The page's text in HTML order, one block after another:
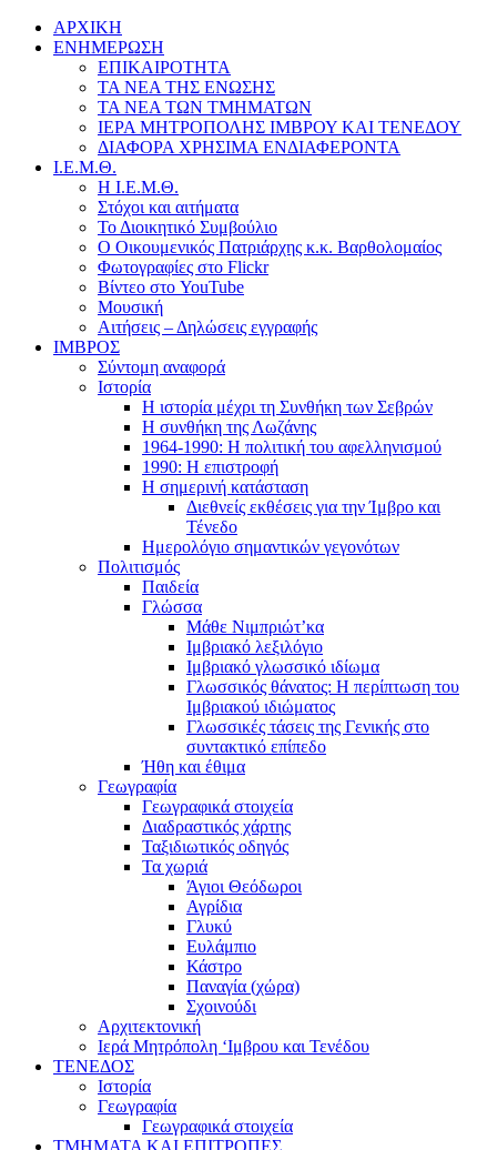
ΑΡΧΙΚΗ
ΕΝΗΜΕΡΩΣΗ
ΕΠΙΚΑΙΡΟΤΗΤΑ
ΤΑ ΝΕΑ ΤΗΣ ΕΝΩΣΗΣ
ΤΑ ΝΕΑ ΤΩΝ ΤΜΗΜΑΤΩΝ
ΙΕΡΑ ΜΗΤΡΟΠΟΛΗΣ ΙΜΒΡΟΥ ΚΑΙ ΤΕΝΕΔΟΥ
ΔΙΑΦΟΡΑ ΧΡΗΣΙΜΑ ΕΝΔΙΑΦΕΡΟΝΤΑ
Ι.Ε.Μ.Θ.
Η Ι.Ε.Μ.Θ.
Στόχοι και αιτήματα
Το Διοικητικό Συμβούλιο
Ο Οικουμενικός Πατριάρχης κ.κ. Βαρθολομαίος
Φωτογραφίες στο Flickr
Βίντεο στο YouTube
Μουσική
Αιτήσεις – Δηλώσεις εγγραφής
ΙΜΒΡΟΣ
Σύντομη αναφορά
Ιστορία
Η ιστορία μέχρι τη Συνθήκη των Σεβρών
Η συνθήκη της Λωζάνης
1964-1990: Η πολιτική του αφελληνισμού
1990: Η επιστροφή
Η σημερινή κατάσταση
Διεθνείς εκθέσεις για την Ίμβρο και
Τένεδο
Ημερολόγιο σημαντικών γεγονότων
Πολιτισμός
Παιδεία
Γλώσσα
Μάθε Νιμπριώτ’κα
Ιμβριακό λεξιλόγιο
Ιμβριακό γλωσσικό ιδίωμα
Γλωσσικός θάνατος: Η περίπτωση του
Ιμβριακού ιδιώματος
Γλωσσικές τάσεις της Γενικής στο
συντακτικό επίπεδο
Ήθη και έθιμα
Γεωγραφία
Γεωγραφικά στοιχεία
Διαδραστικός χάρτης
Ταξιδιωτικός οδηγός
Τα χωριά
Άγιοι Θεόδωροι
Αγρίδια
Γλυκύ
Ευλάμπιο
Κάστρο
Παναγία (χώρα)
Σχοινούδι
Αρχιτεκτονική
Ιερά Μητρόπολη ‘Ιμβρου και Τενέδου
ΤΕΝΕΔΟΣ
Ιστορία
Γεωγραφία
Γεωγραφικά στοιχεία
ΤΜΗΜΑΤΑ ΚΑΙ ΕΠΙΤΡΟΠΕΣ